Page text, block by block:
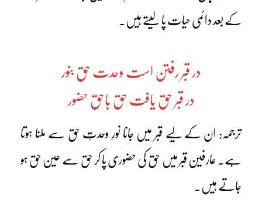
کے بعد دائمی حیات پا لیتے ہیں۔
در قبر رفتن است وحدت حق بنور
در قبر حق یافت حق باحق حضور
ترجمہ: ان کے لیے قبر میں جانا نورِ وحدتِ حق سے ملنا ہوتا
ہے۔ عارفین قبر میں حق کی حضوری پا کر حق سے عین حق ہو
جاتے ہیں۔